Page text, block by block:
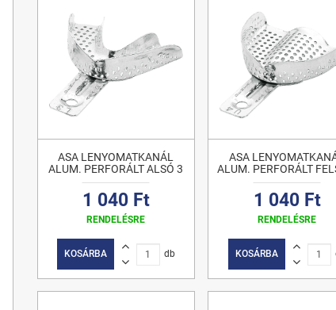
ASA LENYOMATKANÁL
ALUM. PERFORÁLT ALSÓ 3
1 040 Ft
RENDELÉSRE
KOSÁRBA db
ASA
ALUM. PERFORÁLT
1 040 Ft
RENDELÉSRE
KOSÁRBA